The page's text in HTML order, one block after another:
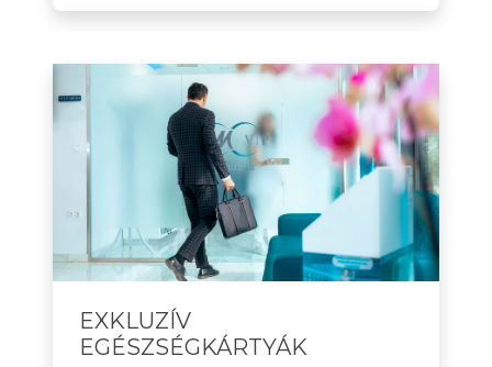
EXKLUZÍV
EGÉSZSÉGKÁRTYÁK